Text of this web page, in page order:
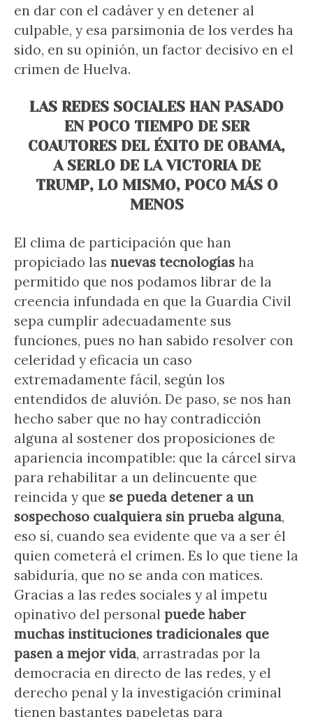
en dar con el cadáver y en detener al
culpable, y esa parsimonia de los verdes ha
sido, en su opinión, un factor decisivo en el
crimen de Huelva.
LAS REDES SOCIALES HAN PASADO
EN POCO TIEMPO DE SER
COAUTORES DEL ÉXITO DE OBAMA,
A SERLO DE LA VICTORIA DE
TRUMP, LO MISMO, POCO MÁS O
MENOS
El clima de participación que han
propiciado las nuevas tecnologías ha
permitido que nos podamos librar de la
creencia infundada en que la Guardia Civil
sepa cumplir adecuadamente sus
funciones, pues no han sabido resolver con
celeridad y eficacia un caso
extremadamente fácil, según los
entendidos de aluvión. De paso, se nos han
hecho saber que no hay contradicción
alguna al sostener dos proposiciones de
apariencia incompatible: que la cárcel sirva
para rehabilitar a un delincuente que
reincida y que se pueda detener a un
sospechoso cualquiera sin prueba alguna,
eso sí, cuando sea evidente que va a ser él
quien cometerá el crimen. Es lo que tiene la
sabiduría, que no se anda con matices.
Gracias a las redes sociales y al ímpetu
opinativo del personal puede haber
muchas instituciones tradicionales que
pasen a mejor vida, arrastradas por la
democracia en directo de las redes, y el
derecho penal y la investigación criminal
tienen bastantes papeletas para